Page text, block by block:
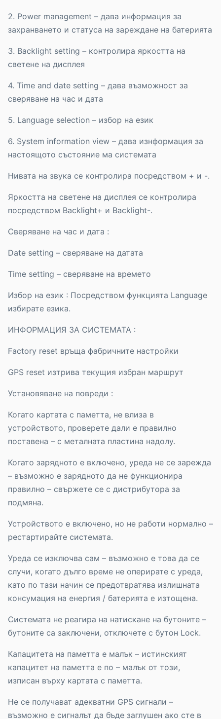
2. Power management – дава информация за
захранването и статуса на зареждане на батерията
3. Backlight setting – контролира яркостта на
светене на дисплея
4. Time and date setting – дава възможност за
сверяване на час и дата
5. Language selection – избор на език
6. System information view – дава изнформация за
настоящото състояние ма системата
Нивата на звука се контролира посредством + и -.
Яркостта на светене на дисплея се контролира
посредством Backlight+ и Backlight-.
Сверяване на час и дата :
Date setting – сверяване на датата
Time setting – сверяване на времето
Избор на език : Посредством функцията Language
избирате езика.
ИНФОРМАЦИЯ ЗА СИСТЕМАТА :
Factory reset връща фабричните настройки
GPS reset изтрива текущия избран маршрут
Установяване на повреди :
Когато картата с паметта, не влиза в
устройството, проверете дали е правилно
поставена – с металната пластина надолу.
Когато зарядното е включено, уреда не се зарежда
– възможно е зарядното да не функционира
правилно – свържете се с дистрибутора за
подмяна.
Устройството е включено, но не работи нормално –
рестартирайте системата.
Уреда се изключва сам – възможно е това да се
случи, когато дълго време не оперирате с уреда,
като по тази начин се предотвратява излишната
консумация на енергия / батерията е изтощена.
Системата не реагира на натискане на бутоните –
бутоните са заключени, отключете с бутон Lock.
Капацитета на паметта е малък – истинският
капацитет на паметта е по – малък от този,
изписан върху картата с паметта.
Не се получават адекватни GPS сигнали –
възможно е сигналът да бъде заглушен ако сте в